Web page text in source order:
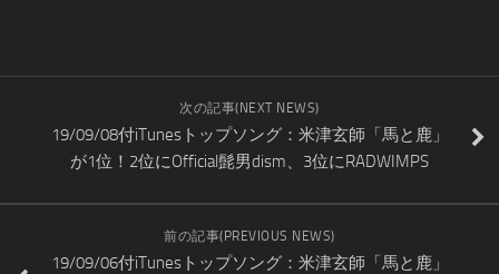
次の記事(NEXT NEWS)
19/09/08付iTunesトップソング：米津玄師「馬と鹿」
が1位！2位にOfficial髭男dism、3位にRADWIMPS
前の記事(PREVIOUS NEWS)
19/09/06付iTunesトップソング：米津玄師「馬と鹿」